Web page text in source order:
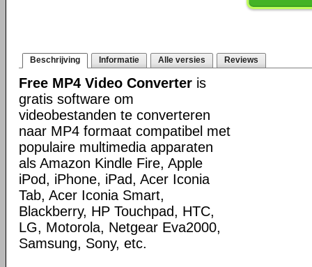
Beschrijving Informatie Alle versies Reviews
Free MP4 Video Converter is
gratis software om
videobestanden te converteren
naar MP4 formaat compatibel met
populaire multimedia apparaten
als Amazon Kindle Fire, Apple
iPod, iPhone, iPad, Acer Iconia
Tab, Acer Iconia Smart,
Blackberry, HP Touchpad, HTC,
LG, Motorola, Netgear Eva2000,
Samsung, Sony, etc.